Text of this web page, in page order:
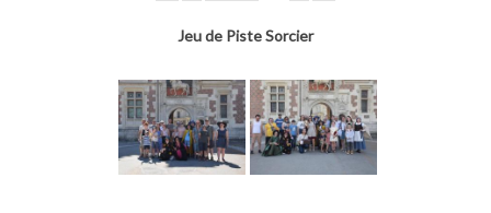
Jeu de Piste Sorcier